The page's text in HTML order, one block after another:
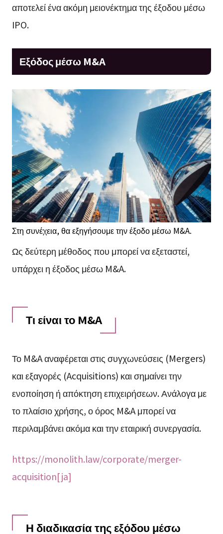
αποτελεί ένα ακόμη μειονέκτημα της έξοδου μέσω
IPO.
Εξόδος μέσω M&A
Στη συνέχεια, θα εξηγήσουμε την έξοδο μέσω M&A.
Ως δεύτερη μέθοδος που μπορεί να εξεταστεί,
υπάρχει η έξοδος μέσω M&A.
Τι είναι το M&A
Το M&A αναφέρεται στις συγχωνεύσεις (Mergers)
και εξαγορές (Acquisitions) και σημαίνει την
ενοποίηση ή απόκτηση επιχειρήσεων. Ανάλογα με
το πλαίσιο χρήσης, ο όρος M&A μπορεί να
περιλαμβάνει ακόμα και την εταιρική συνεργασία.
https://monolith.law/corporate/merger-
acquisition[ja]
Η διαδικασία της εξόδου μέσω